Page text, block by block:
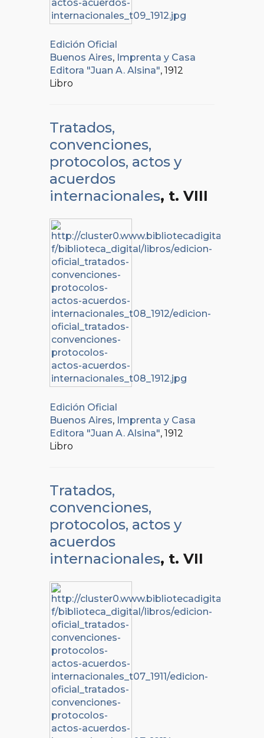
Edición Oficial
Buenos Aires, Imprenta y Casa
Editora "Juan A. Alsina", 1912
Libro
Tratados,
convenciones,
protocolos, actos y
acuerdos
internacionales, t. VIII
Edición Oficial
Buenos Aires, Imprenta y Casa
Editora "Juan A. Alsina", 1912
Libro
Tratados,
convenciones,
protocolos, actos y
acuerdos
internacionales, t. VII